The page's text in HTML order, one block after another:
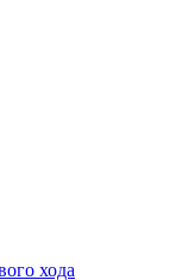
хода